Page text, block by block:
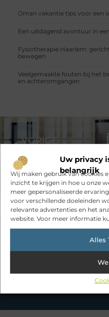
Uw privacy
belangrijk
Wij maken gebruik van cookies
inzicht te krijgen in hoe u onze
meer gepersonaliseerde
voor verschillende doeleinden
relevante advertenties en het
website. Voor meer informatie
Alles
Oman vakantie tips voor een
Een uitdagend avontuur in
Fysiotherapie Haarlem:
bewegen
Veelgemaakte fouten bij het
en achteromgangen
Had je deze
Ontdek de boeiende en
petto hebben en mis onze
onderwerpen en blijf op de
VORIGE